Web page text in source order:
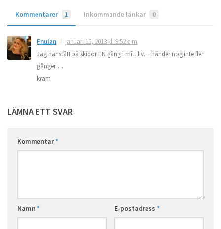
Kommentarer 1 Inkommande länkar 0
Fnulan
januari 15, 2013 kl. 9:52 e m
Jag har stått på skidor EN gång i mitt liv… händer nog inte fler
gånger….
kram
LÄMNA ETT SVAR
Kommentar*
Namn * E-postadress *